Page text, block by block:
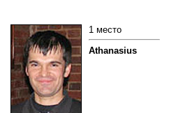
1 место
Athanasius